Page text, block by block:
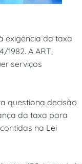
exigência da taxa
A ART,
serviços
questiona decisão
da taxa para
na Lei